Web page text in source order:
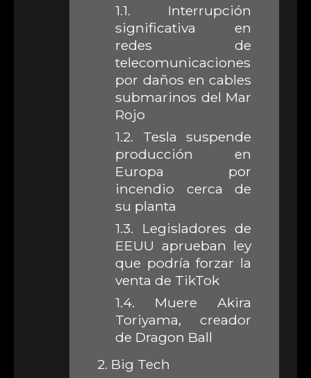
1.1. Interrupción
significativa en
redes de
telecomunicaciones
por daños en cables
submarinos del Mar
Rojo
1.2. Tesla suspende
producción en
Europa por
incendio cerca de
su planta
1.3. Legisladores de
EEUU aprueban ley
que podría forzar la
venta de TikTok
1.4. Muere Akira
Toriyama, creador
de Dragon Ball
2. Big Tech